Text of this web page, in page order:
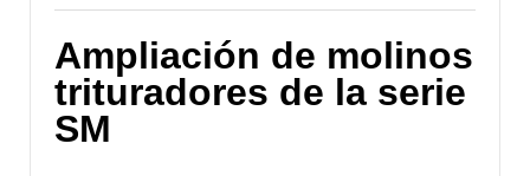
Ampliación de molinos
trituradores de la serie
SM